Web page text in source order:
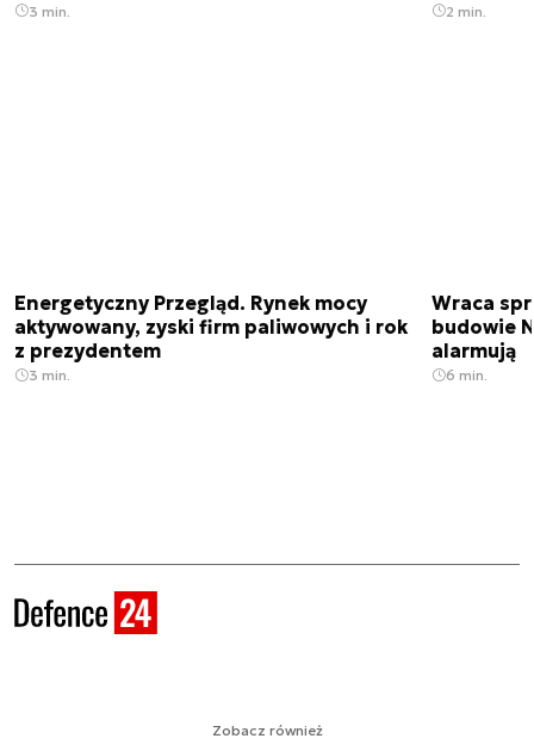
3 min. 2 min.
Energetyczny Przegląd. Rynek mocy
aktywowany, zyski firm paliwowych i rok
z prezydentem
3 min.
Wraca
budowie
alarmują
6 min.
Zobacz również